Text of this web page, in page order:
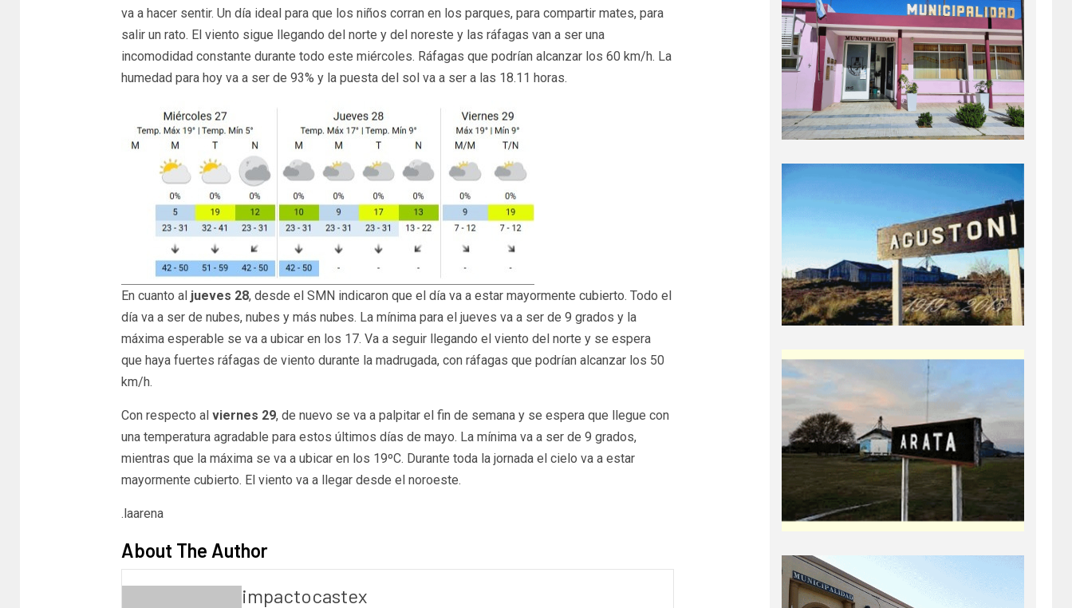
va a hacer sentir. Un día ideal para que los niños corran en los parques, para compartir mates, para
salir un rato. El viento sigue llegando del norte y del noreste y las ráfagas van a ser una
incomodidad constante durante todo este miércoles. Ráfagas que podrían alcanzar los 60 km/h. La
humedad para hoy va a ser de 93% y la puesta del sol va a ser a las 18.11 horas.
En cuanto al jueves 28, desde el SMN indicaron que el día va a estar mayormente cubierto. Todo el
día va a ser de nubes, nubes y más nubes. La mínima para el jueves va a ser de 9 grados y la
máxima esperable se va a ubicar en los 17. Va a seguir llegando el viento del norte y se espera
que haya fuertes ráfagas de viento durante la madrugada, con ráfagas que podrían alcanzar los 50
km/h.
Con respecto al viernes 29, de nuevo se va a palpitar el fin de semana y se espera que llegue con
una temperatura agradable para estos últimos días de mayo. La mínima va a ser de 9 grados,
mientras que la máxima se va a ubicar en los 19ºC. Durante toda la jornada el cielo va a estar
mayormente cubierto. El viento va a llegar desde el noroeste.
.laarena
About The Author
impactocastex